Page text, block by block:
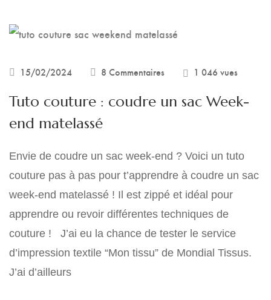
15/02/2024 8 Commentaires 1 046 vues
Tuto couture : coudre un sac Week-
end matelassé
Envie de coudre un sac week-end ? Voici un tuto
couture pas à pas pour t’apprendre à coudre un sac
week-end matelassé ! Il est zippé et idéal pour
apprendre ou revoir différentes techniques de
couture ! J’ai eu la chance de tester le service
d’impression textile “Mon tissu” de Mondial Tissus.
J’ai d’ailleurs